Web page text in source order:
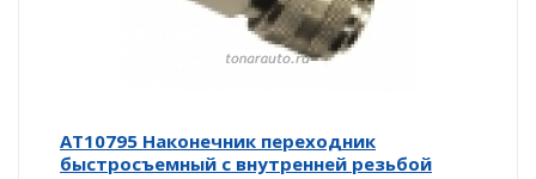
AT10795 Наконечник переходник
быстросъемный с внутренней резьбой